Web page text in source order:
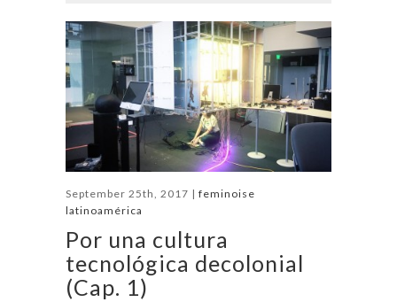
September 25th, 2017 | feminoise
latinoamérica
Por una cultura
tecnológica decolonial
(Cap. 1)